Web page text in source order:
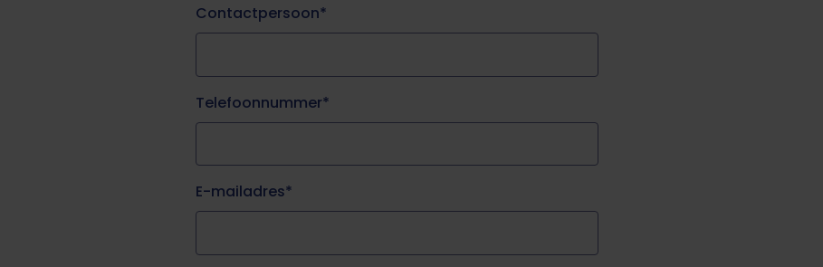
Contactpersoon
Telefoonnummer
E-mailadres